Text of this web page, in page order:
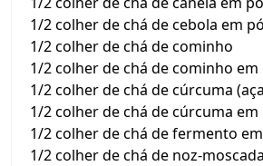
1/2 colher de chá de cebola em
1/2 colher de chá de cominho
1/2 colher de chá de cominho em
1/2 colher de chá de cúrcuma
1/2 colher de chá de cúrcuma em
1/2 colher de chá de fermento
1/2 colher de chá de noz-moscada